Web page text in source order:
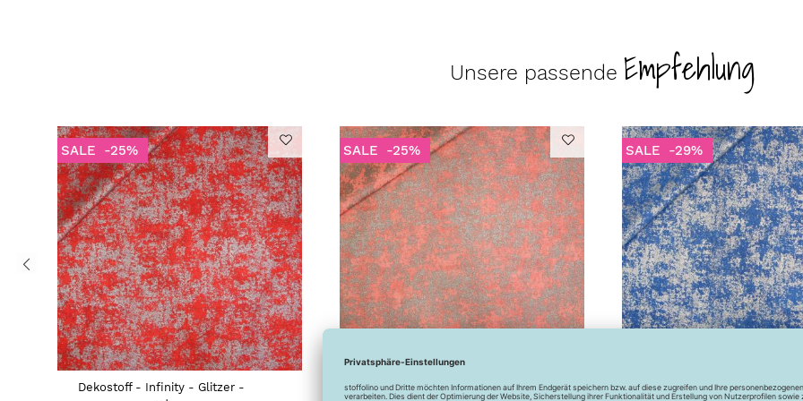
Unsere passende Empfehlung
SALE -25%
Dekostoff - Infinity - Glitzer -
SALE -25%
Dekostoff - Infinity - Glitzer -
SALE -29%
Dekostoff - Infinity - Glitzer